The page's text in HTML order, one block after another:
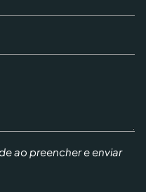
ao preencher e enviar